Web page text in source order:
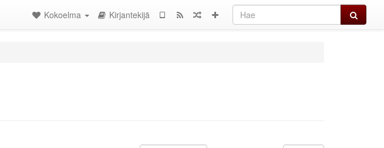
Hae
Kokoelma Kirjantekijä